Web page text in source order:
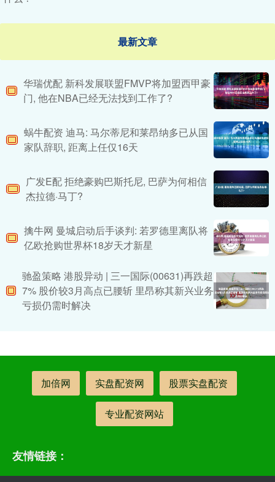
最新文章
华瑞优配 新科发展联盟FMVP将加盟西甲豪
门, 他在NBA已经无法找到工作了?
蜗牛配资 迪马: 马尔蒂尼和莱昂纳多已从国
家队辞职, 距离上任仅16天
广发E配 拒绝豪购巴斯托尼, 巴萨为何相信
杰拉德·马丁?
擒牛网 曼城启动后手谈判: 若罗德里离队将
亿欧抢购世界杯18岁天才新星
驰盈策略 港股异动 | 三一国际(00631)再跌超
7% 股价较3月高点已腰斩 里昂称其新兴业务
亏损仍需时解决
加倍网 实盘配资网 股票实盘配资
专业配资网站
友情链接：